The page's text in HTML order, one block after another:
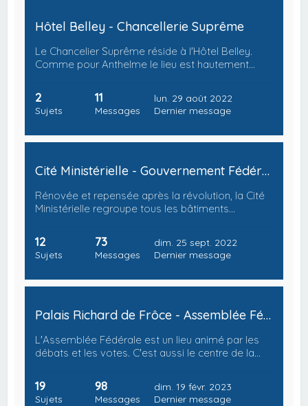
Hôtel Belley - Chancellerie Suprême
Le Chancelier Suprême réside à l'Hôtel Belley.
Comme pour Anthelme le lieu est hautement…
2
Sujets
11
Messages
lun. 29 août 2022
Dernier message
Cité Ministérielle - Gouvernement Fédéral
Rénovée et repensée après la révolution, la Cité
Ministérielle regroupe tous les bâtiments…
12
Sujets
73
Messages
dim. 25 sept. 2022
Dernier message
Palais Richard de Frôce - Assemblée Fédérale
L'Assemblée Fédérale est un lieu animé par les
débats et les votes. C'est aussi le centre de la…
19
Sujets
98
Messages
dim. 19 févr. 2023
Dernier message